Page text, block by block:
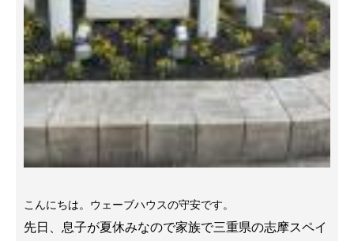
こんにちは。ウェーブハウスの守安です。
先日、息子が夏休みなので家族で三重県の志摩スペイ